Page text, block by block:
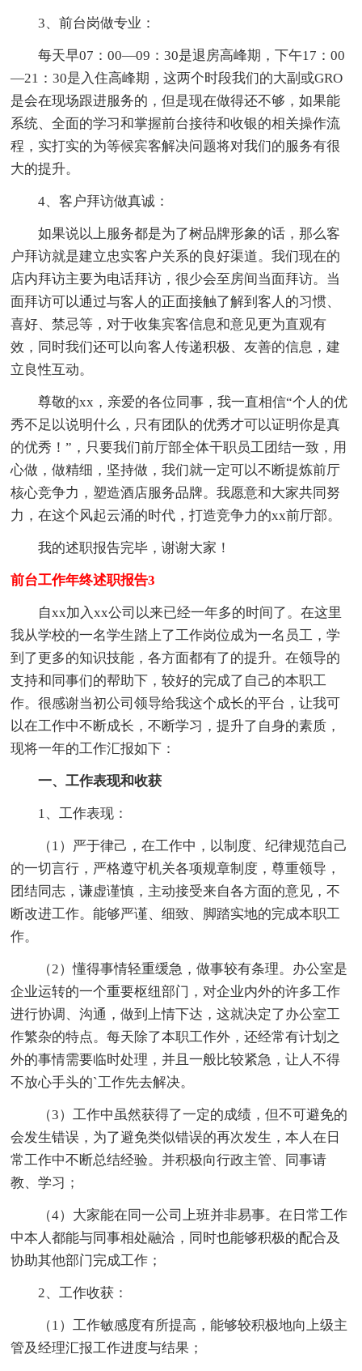
3、前台岗做专业：
每天早07：00—09：30是退房高峰期，下午17：00
—21：30是入住高峰期，这两个时段我们的大副或GRO
是会在现场跟进服务的，但是现在做得还不够，如果能
系统、全面的学习和掌握前台接待和收银的相关操作流
程，实打实的为等候宾客解决问题将对我们的服务有很
大的提升。
4、客户拜访做真诚：
如果说以上服务都是为了树品牌形象的话，那么客
户拜访就是建立忠实客户关系的良好渠道。我们现在的
店内拜访主要为电话拜访，很少会至房间当面拜访。当
面拜访可以通过与客人的正面接触了解到客人的习惯、
喜好、禁忌等，对于收集宾客信息和意见更为直观有
效，同时我们还可以向客人传递积极、友善的信息，建
立良性互动。
尊敬的xx，亲爱的各位同事，我一直相信“个人的优
秀不足以说明什么，只有团队的优秀才可以证明你是真
的优秀！”，只要我们前厅部全体干职员工团结一致，用
心做，做精细，坚持做，我们就一定可以不断提炼前厅
核心竞争力，塑造酒店服务品牌。我愿意和大家共同努
力，在这个风起云涌的时代，打造竞争力的xx前厅部。
我的述职报告完毕，谢谢大家！
前台工作年终述职报告3
自xx加入xx公司以来已经一年多的时间了。在这里
我从学校的一名学生踏上了工作岗位成为一名员工，学
到了更多的知识技能，各方面都有了的提升。在领导的
支持和同事们的帮助下，较好的完成了自己的本职工
作。很感谢当初公司领导给我这个成长的平台，让我可
以在工作中不断成长，不断学习，提升了自身的素质，
现将一年的工作汇报如下：
一、工作表现和收获
1、工作表现：
（1）严于律己，在工作中，以制度、纪律规范自己
的一切言行，严格遵守机关各项规章制度，尊重领导，
团结同志，谦虚谨慎，主动接受来自各方面的意见，不
断改进工作。能够严谨、细致、脚踏实地的完成本职工
作。
（2）懂得事情轻重缓急，做事较有条理。办公室是
企业运转的一个重要枢纽部门，对企业内外的许多工作
进行协调、沟通，做到上情下达，这就决定了办公室工
作繁杂的特点。每天除了本职工作外，还经常有计划之
外的事情需要临时处理，并且一般比较紧急，让人不得
不放心手头的`工作先去解决。
（3）工作中虽然获得了一定的成绩，但不可避免的
会发生错误，为了避免类似错误的再次发生，本人在日
常工作中不断总结经验。并积极向行政主管、同事请
教、学习；
（4）大家能在同一公司上班并非易事。在日常工作
中本人都能与同事相处融洽，同时也能够积极的配合及
协助其他部门完成工作；
2、工作收获：
（1）工作敏感度有所提高，能够较积极地向上级主
管及经理汇报工作进度与结果；